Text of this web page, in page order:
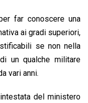
far conoscere una
ai gradi superiori,
se non nella
un qualche militare
vari anni.
del ministero